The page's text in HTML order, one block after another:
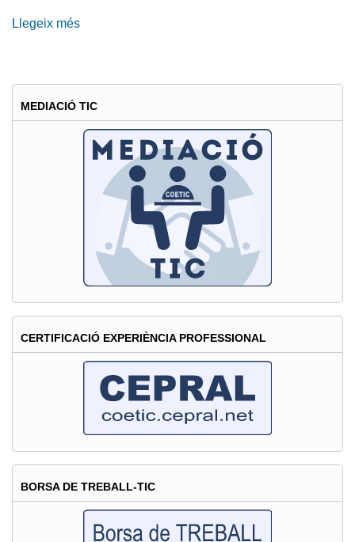
Llegeix més
procés
selectiu
per
creació
d'espera
tècnics/ques
mitjans/es
informàtics/ques
MEDIACIÓ TIC
CERTIFICACIÓ EXPERIÈNCIA PROFESSIONAL
BORSA DE TREBALL-TIC